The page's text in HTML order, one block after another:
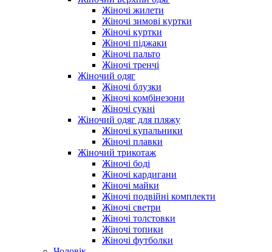
Жіночі жилети
Жіночі зимові куртки
Жіночі куртки
Жіночі піджаки
Жіночі пальто
Жіночі тренчі
Жіночий одяг
Жіночі блузки
Жіночі комбінезони
Жіночі сукні
Жіночий одяг для пляжу
Жіночі купальники
Жіночі плавки
Жіночий трикотаж
Жіночі боді
Жіночі кардигани
Жіночі майки
Жіночі подвійні комплекти
Жіночі светри
Жіночі толстовки
Жіночі топики
Жіночі футболки